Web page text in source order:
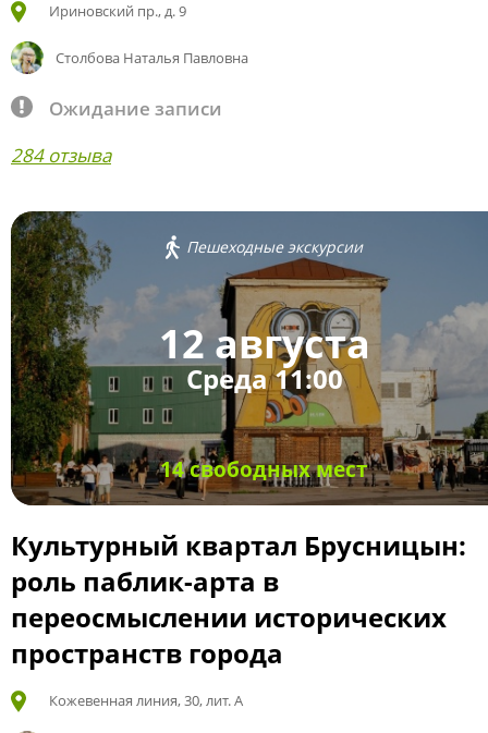
Ириновский пр., д. 9
Столбова Наталья Павловна
Ожидание записи
284 отзыва
Пешеходные экскурсии
12 августа
Среда 11:00
14 свободных мест
Культурный квартал Брусницын:
роль паблик-арта в
переосмыслении исторических
пространств города
Кожевенная линия, 30, лит. А